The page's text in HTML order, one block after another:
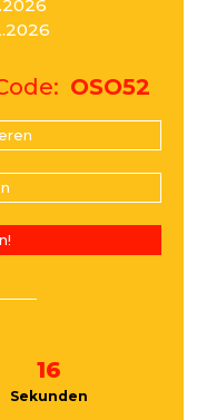
OSO52
16
Sekunden